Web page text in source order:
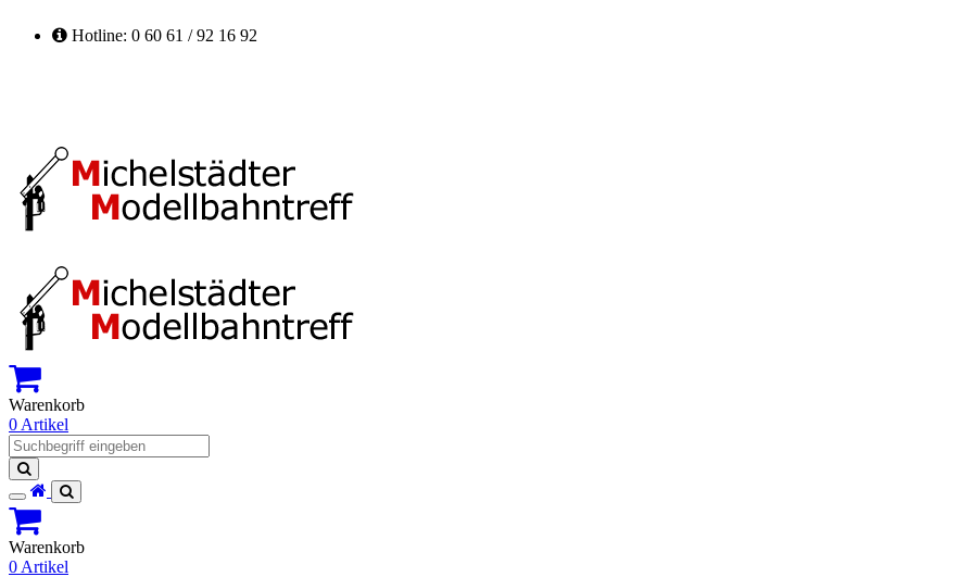
Hotline: 0 60 61 / 92 16 92
Warenkorb
0 Artikel
Suchen
Toggle
navigation
Warenkorb
0 Artikel